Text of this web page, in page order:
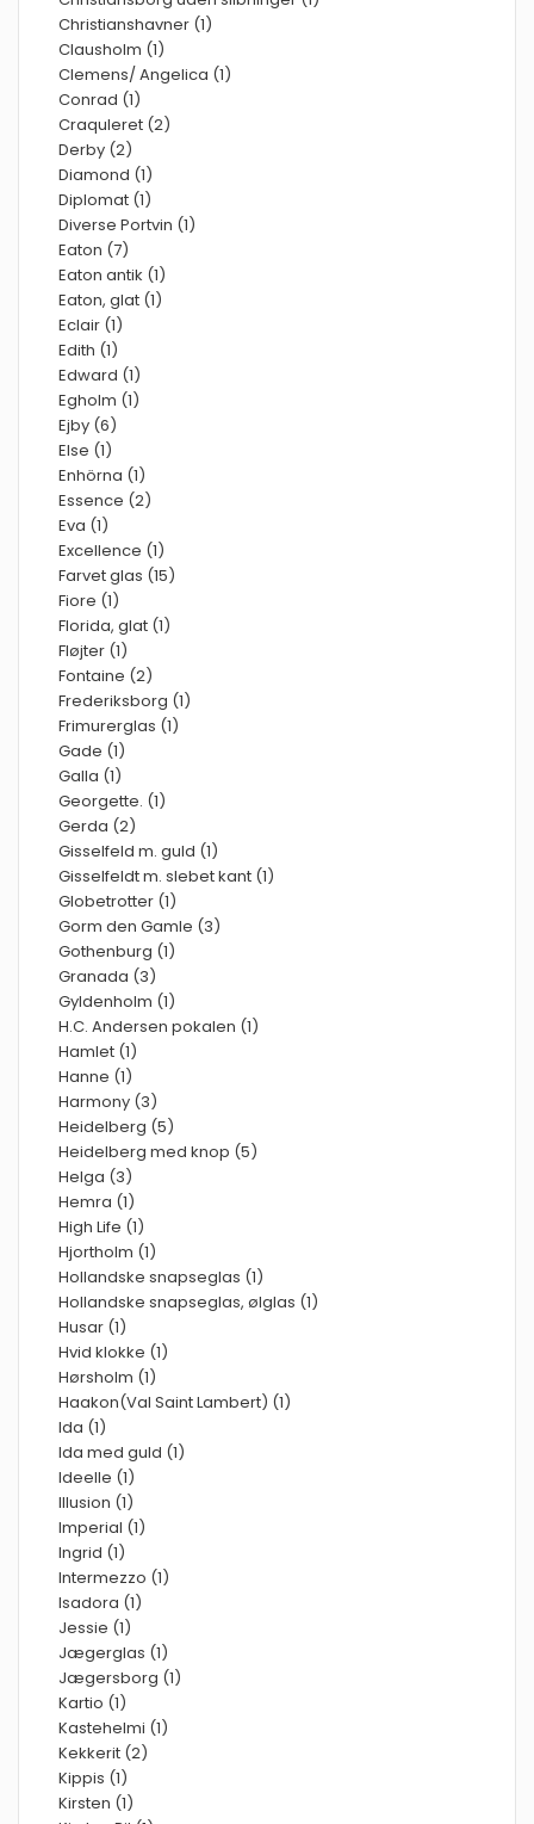
Christianshavner (1)
Clausholm (1)
Clemens/ Angelica (1)
Conrad (1)
Craquleret (2)
Derby (2)
Diamond (1)
Diplomat (1)
Diverse Portvin (1)
Eaton (7)
Eaton antik (1)
Eaton, glat (1)
Eclair (1)
Edith (1)
Edward (1)
Egholm (1)
Ejby (6)
Else (1)
Enhörna (1)
Essence (2)
Eva (1)
Excellence (1)
Farvet glas (15)
Fiore (1)
Florida, glat (1)
Fløjter (1)
Fontaine (2)
Frederiksborg (1)
Frimurerglas (1)
Gade (1)
Galla (1)
Georgette. (1)
Gerda (2)
Gisselfeld m. guld (1)
Gisselfeldt m. slebet kant (1)
Globetrotter (1)
Gorm den Gamle (3)
Gothenburg (1)
Granada (3)
Gyldenholm (1)
H.C. Andersen pokalen (1)
Hamlet (1)
Hanne (1)
Harmony (3)
Heidelberg (5)
Heidelberg med knop (5)
Helga (3)
Hemra (1)
High Life (1)
Hjortholm (1)
Hollandske snapseglas (1)
Hollandske snapseglas, ølglas (1)
Husar (1)
Hvid klokke (1)
Hørsholm (1)
Haakon(Val Saint Lambert) (1)
Ida (1)
Ida med guld (1)
Ideelle (1)
Illusion (1)
Imperial (1)
Ingrid (1)
Intermezzo (1)
Isadora (1)
Jessie (1)
Jægerglas (1)
Jægersborg (1)
Kartio (1)
Kastehelmi (1)
Kekkerit (2)
Kippis (1)
Kirsten (1)